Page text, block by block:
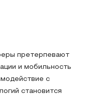
претерпевают
и мобильность
с
становится